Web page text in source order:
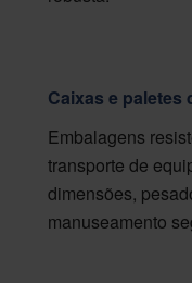
Caixas e paletes
Embalagens
transporte de
dimensões,
manuseamento